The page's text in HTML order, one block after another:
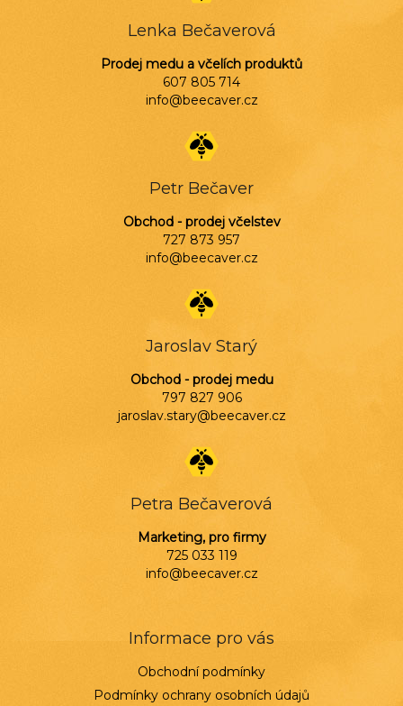
Lenka Bečaverová
Prodej medu a včelích produktů
607 805 714
info@beecaver.cz
Petr Bečaver
Obchod - prodej včelstev
727 873 957
info@beecaver.cz
Jaroslav Starý
Obchod - prodej medu
797 827 906
jaroslav.stary@beecaver.cz
Petra Bečaverová
Marketing, pro firmy
725 033 119
info@beecaver.cz
Informace pro vás
Obchodní podmínky
Podmínky ochrany osobních údajů